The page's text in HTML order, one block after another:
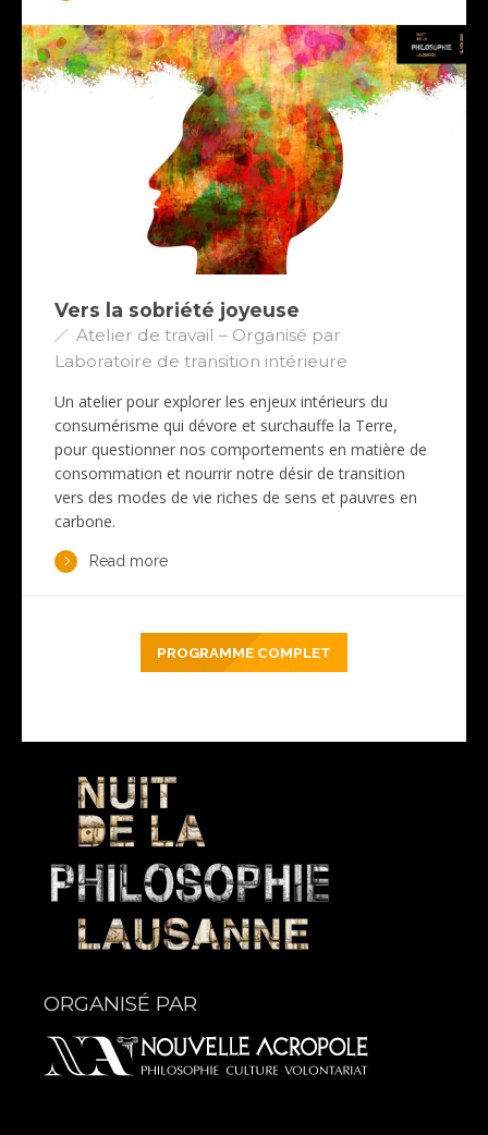
Vers la sobriété joyeuse
Atelier de travail – Organisé par
Laboratoire de transition intérieure
Un atelier pour explorer les enjeux intérieurs du
consumérisme qui dévore et surchauffe la Terre,
pour questionner nos comportements en matière de
consommation et nourrir notre désir de transition
vers des modes de vie riches de sens et pauvres en
carbone.
Read more
PROGRAMME COMPLET
ORGANISÉ PAR